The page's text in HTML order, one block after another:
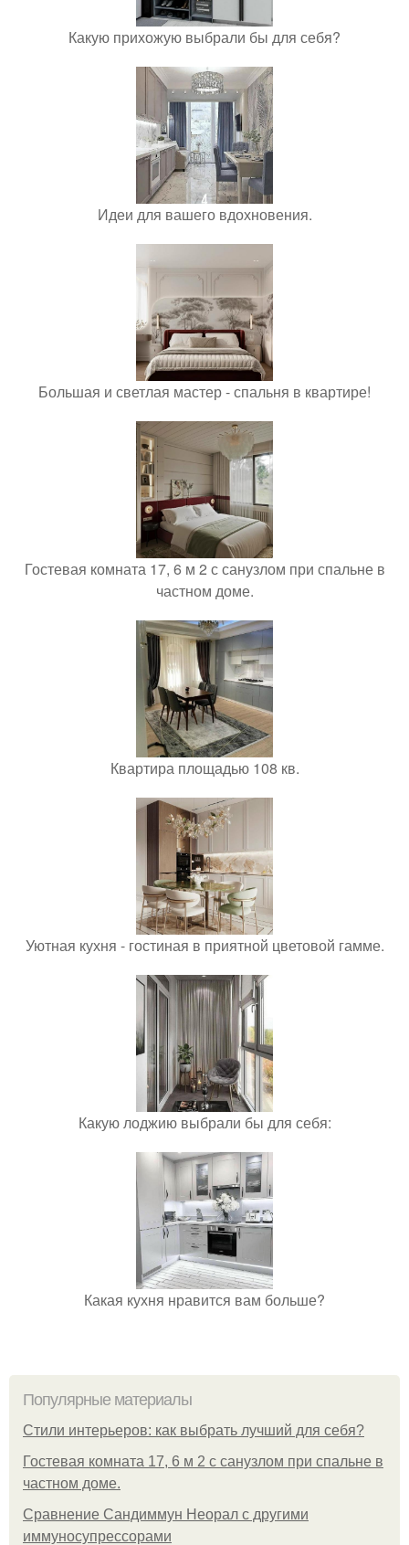
Какую прихожую выбрали бы для себя?
Идеи для вашего вдохновения.
Большая и светлая мастер - спальня в квартире!
Гостевая комната 17, 6 м 2 с санузлом при спальне в
частном доме.
Квартира площадью 108 кв.
Уютная кухня - гостиная в приятной цветовой гамме.
Какую лоджию выбрали бы для себя:
Какая кухня нравится вам больше?
Популярные материалы
Стили интерьеров: как выбрать лучший для себя?
Гостевая комната 17, 6 м 2 с санузлом при спальне в
частном доме.
Сравнение Сандиммун Неорал с другими
иммуносупрессорами